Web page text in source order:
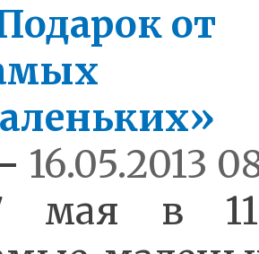
от
16.05.2013
мая в